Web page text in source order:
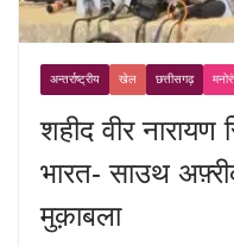
अन्तर्राष्ट्रीय खेल छत्तीसगढ़
शहीद वीर
भारत- साउथ
मुक़ाबला